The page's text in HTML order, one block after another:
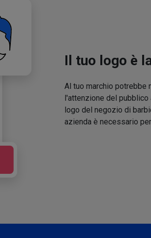
Il tuo logo è
Al tuo marchio potrebbe
l'attenzione del
logo del negozio di
azienda è necessario